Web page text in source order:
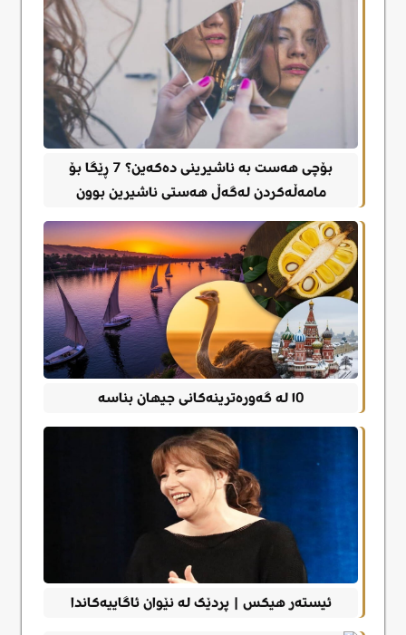
بۆچی هەست بە ناشیرینی دەکەین؟ 7 ڕێگا بۆ
مامەڵەکردن لەگەڵ هەستی ناشیرین بوون
١0 لە گەورەترینەکانی جیهان بناسە
ئیستەر هیکس | پردێک لە نێوان ئاگاییەکاندا